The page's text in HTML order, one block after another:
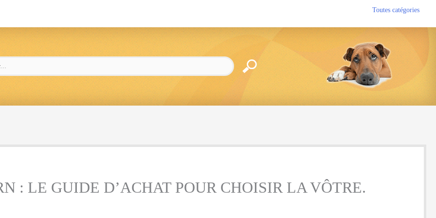
Toutes catégories
: LE GUIDE D’ACHAT POUR CHOISIR LA VÔTRE.